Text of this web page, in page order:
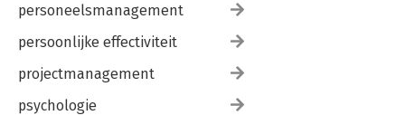
personeelsmanagement
persoonlijke effectiviteit
projectmanagement
psychologie